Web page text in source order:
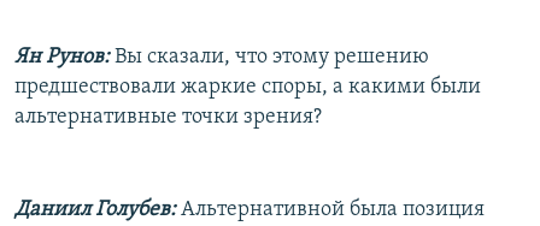
Ян Рунов:Вы сказали, что этому решению
предшествовали жаркие споры, а какими были
альтернативные точки зрения?
Даниил Голубев:Альтернативной была позиция